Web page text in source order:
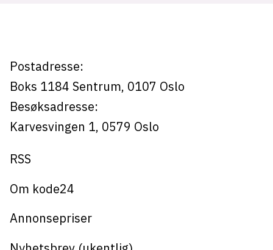
Postadresse:
Boks 1184 Sentrum, 0107 Oslo
Besøksadresse:
Karvesvingen 1, 0579 Oslo
RSS
Om kode24
Annonsepriser